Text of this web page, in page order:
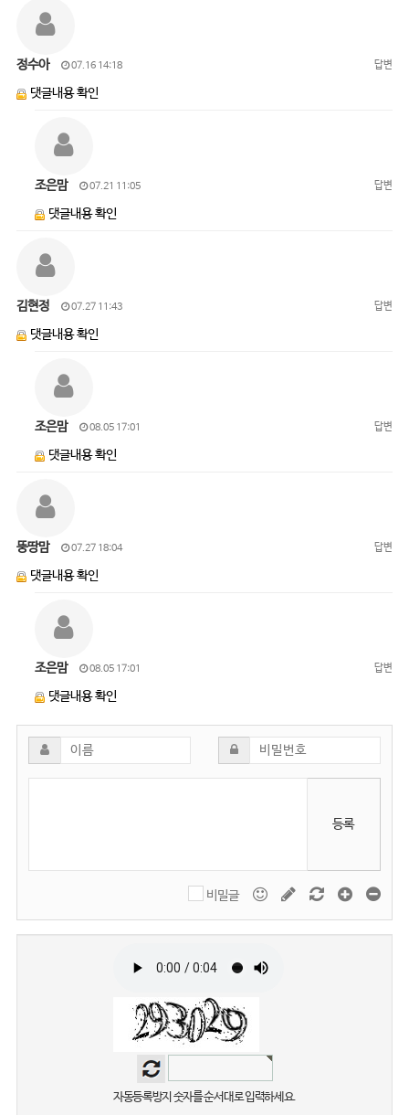
정수아 07.16 14:18 답변
댓글내용 확인
조은맘 07.21 11:05 답변
댓글내용 확인
김현정 07.27 11:43 답변
댓글내용 확인
조은맘 08.05 17:01 답변
댓글내용 확인
뚱땅맘 07.27 18:04 답변
댓글내용 확인
조은맘 08.05 17:01 답변
댓글내용 확인
등록
비밀글
자동등록방지 숫자를 순서대로 입력하세요.